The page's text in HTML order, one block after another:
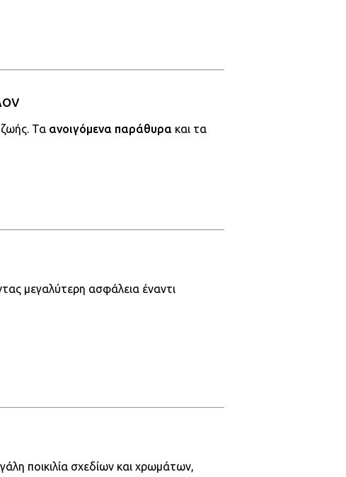
ζωής. Τα ανοιγόμενα παράθυρα και τα
μεγαλύτερη ασφάλεια έναντι
ποικιλία σχεδίων και χρωμάτων,